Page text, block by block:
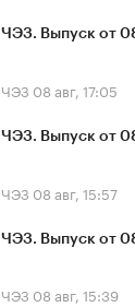
ЧЭЗ. Выпуск от
ЧЭЗ 08 авг, 17:05
ЧЭЗ. Выпуск от
ЧЭЗ 08 авг, 15:57
ЧЭЗ. Выпуск от
ЧЭЗ 08 авг, 15:39